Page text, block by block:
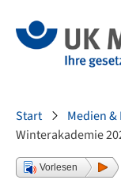
Sie sind hier:
Start Medien
Winterakademie
Vorlesen